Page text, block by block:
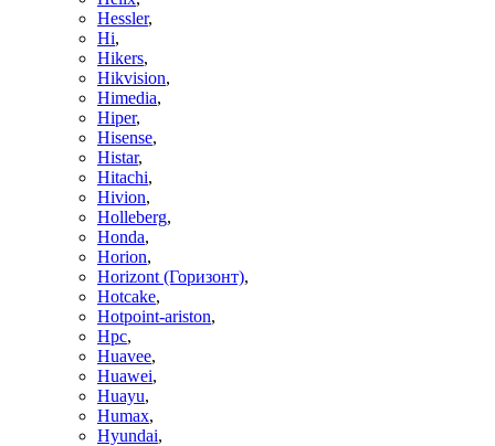
Hessler,
Hi,
Hikers,
Hikvision,
Himedia,
Hiper,
Hisense,
Histar,
Hitachi,
Hivion,
Holleberg,
Honda,
Horion,
Horizont (Горизонт),
Hotcake,
Hotpoint-ariston,
Hpc,
Huavee,
Huawei,
Huayu,
Humax,
Hyundai,